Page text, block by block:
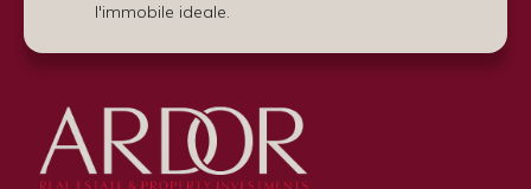
l'immobile ideale.